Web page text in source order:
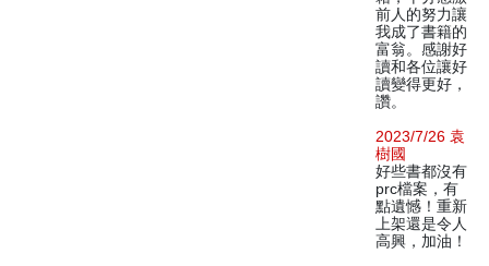
前人的努力讓
我成了書籍的
富翁。感謝好
讀和各位讓好
讀變得更好，
讚。
2023/7/26 袁
樹國
好些書都沒有
prc檔案，有
點遺憾！重新
上架還是令人
高興，加油！